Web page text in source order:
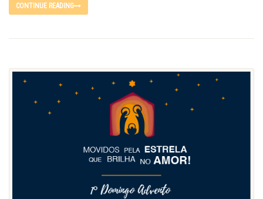
CONTINUE READING